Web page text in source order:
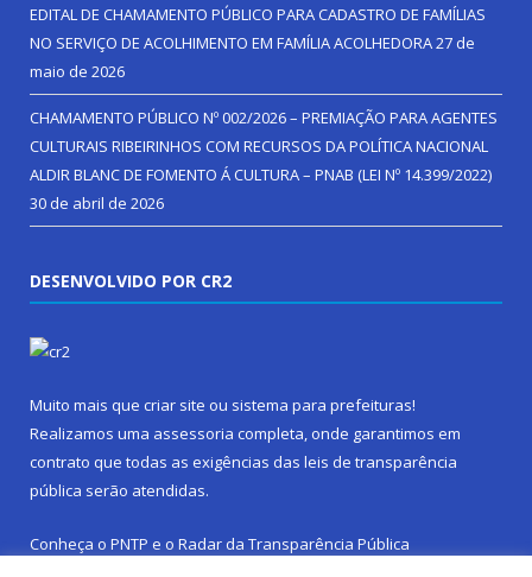
EDITAL DE CHAMAMENTO PÚBLICO PARA CADASTRO DE FAMÍLIAS
NO SERVIÇO DE ACOLHIMENTO EM FAMÍLIA ACOLHEDORA27 de
maio de 2026
CHAMAMENTO PÚBLICO Nº 002/2026 – PREMIAÇÃO PARA AGENTES
CULTURAIS RIBEIRINHOS COM RECURSOS DA POLÍTICA NACIONAL
ALDIR BLANC DE FOMENTO Á CULTURA – PNAB (LEI Nº 14.399/2022)
30 de abril de 2026
DESENVOLVIDO POR CR2
Muito mais que criar site ou sistema para prefeituras!
Realizamos uma assessoria completa, onde garantimos em
contrato que todas as exigências das leis de transparência
pública serão atendidas.
Conheça o PNTP e o Radar da Transparência Pública